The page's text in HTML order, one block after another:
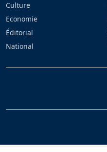
Culture
Economie
Éditorial
National